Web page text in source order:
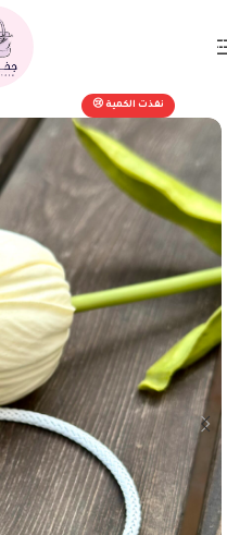
Skip to main content
نفذت الكمية 😢